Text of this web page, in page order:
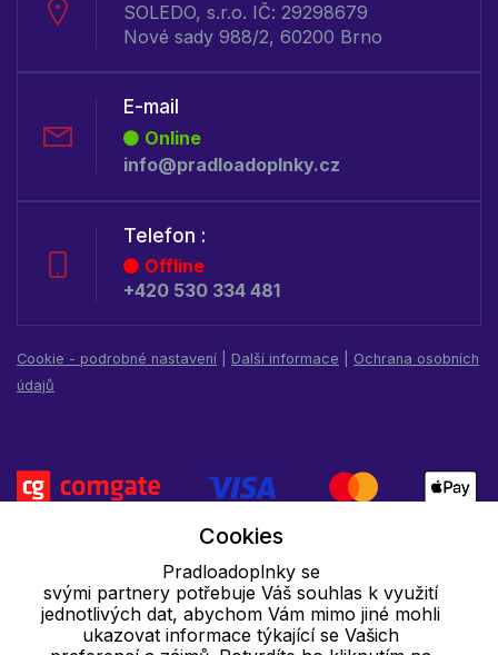
SOLEDO, s.r.o. IČ: 29298679
Nové sady 988/2, 60200 Brno
E-mail
Online
info@pradloadoplnky.cz
Telefon :
Offline
+420 530 334 481
Cookie - podrobné nastavení Další informace
Ochrana osobních
údajů
Cookies
Pradloadoplnky se
svými partnery potřebuje Váš souhlas k využití
jednotlivých dat, abychom Vám mimo jiné mohli
ukazovat informace týkající se Vašich